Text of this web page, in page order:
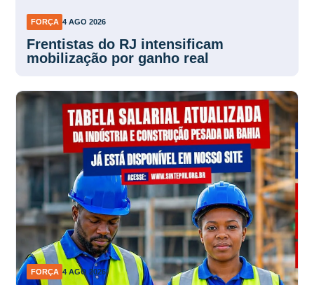
FORÇA 4 AGO 2026
Frentistas do RJ intensificam
mobilização por ganho real
FORÇA 4 AGO 2026